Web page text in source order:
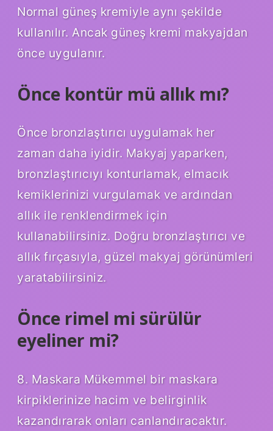
Normal güneş kremiyle aynı şekilde
kullanılır. Ancak güneş kremi makyajdan
önce uygulanır.
Önce kontür mü allık mı?
Önce bronzlaştırıcı uygulamak her
zaman daha iyidir. Makyaj yaparken,
bronzlaştırıcıyı konturlamak, elmacık
kemiklerinizi vurgulamak ve ardından
allık ile renklendirmek için
kullanabilirsiniz. Doğru bronzlaştırıcı ve
allık fırçasıyla, güzel makyaj görünümleri
yaratabilirsiniz.
Önce rimel mi sürülür
eyeliner mi?
8. Maskara Mükemmel bir maskara
kirpiklerinize hacim ve belirginlik
kazandırarak onları canlandıracaktır.